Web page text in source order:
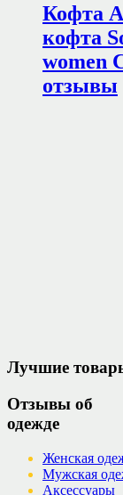
Кофта
кофта
women
отзывы
Лучшие
Отзывы об
одежде
Женская
Мужская
Аксессуары